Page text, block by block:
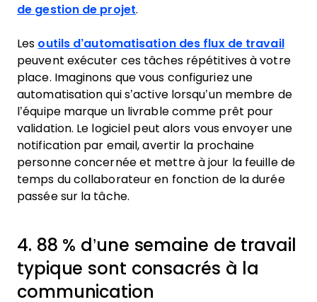
de gestion de projet.
Les outils d’automatisation des flux de travail
peuvent exécuter ces tâches répétitives à votre
place. Imaginons que vous configuriez une
automatisation qui s’active lorsqu’un membre de
l’équipe marque un livrable comme prêt pour
validation. Le logiciel peut alors vous envoyer une
notification par email, avertir la prochaine
personne concernée et mettre à jour la feuille de
temps du collaborateur en fonction de la durée
passée sur la tâche.
4. 88 % d’une semaine de travail
typique sont consacrés à la
communication